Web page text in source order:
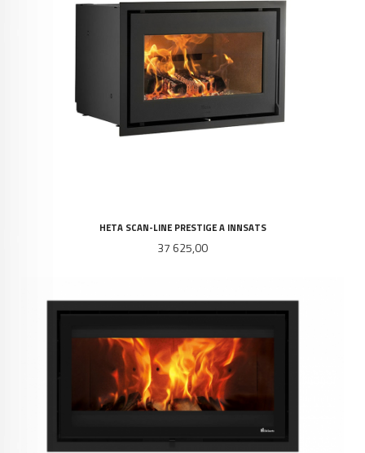
HETA SCAN-LINE PRESTIGE A INNSATS
Pris
37 625,00